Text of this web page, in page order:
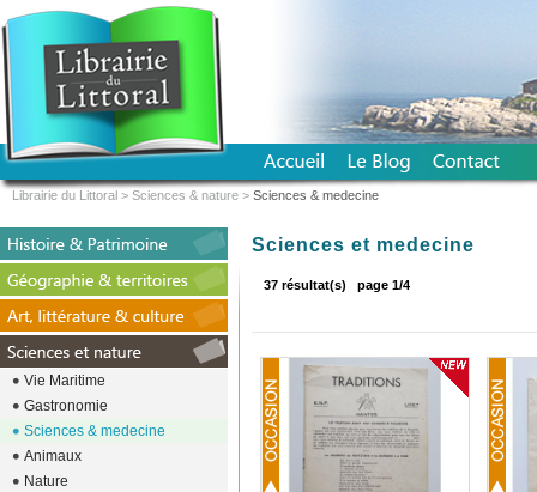
Sciences et medecine
37 résultat(s) page 1/4
Vie Maritime
Gastronomie
Sciences & medecine
Animaux
Nature
Librairie du Littoral > Sciences & nature > Sciences & medecine